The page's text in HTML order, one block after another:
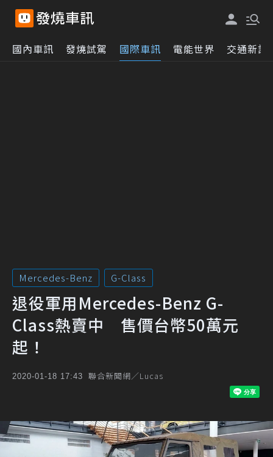
國內車訊 發燒試駕 國際車訊 電能世界 交通新訊
Mercedes-Benz G-Class
退役軍用Mercedes-Benz G-
Class熱賣中 售價台幣50萬元
起！
2020-01-18 17:43 聯合新聞網／Lucas